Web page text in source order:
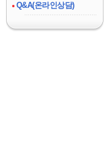
Q&A(온라인상담)